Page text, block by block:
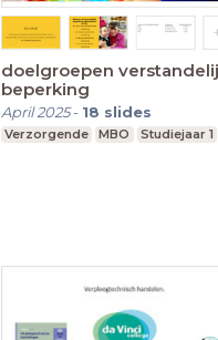
doelgroepen
beperking
April 2025- 18 slides
Verzorgende MBO Studiejaar 1